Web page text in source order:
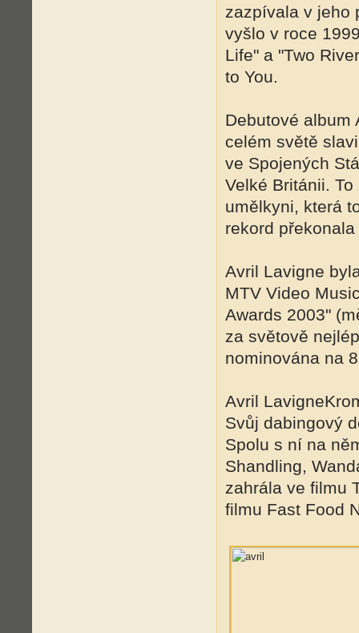
zazpívala v jeho
vyšlo v roce
Life" a "Two
to You.
Debutové album
celém světě
ve Spojených
Velké Británii.
umělkyni, která
rekord
Avril Lavigne
MTV Video
Awards 2003"
za světově
nominována na
Avril
Svůj dabingový
Spolu s ní na
Shandling,
zahrála ve filmu
filmu Fast Food